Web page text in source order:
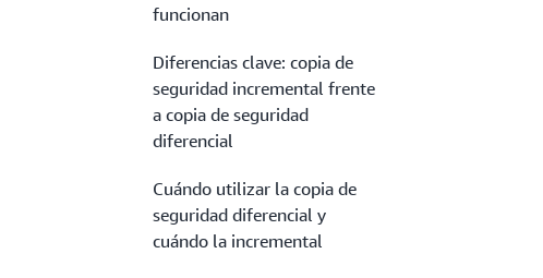
funcionan
Diferencias clave: copia de
seguridad incremental frente
a copia de seguridad
diferencial
Cuándo utilizar la copia de
seguridad diferencial y
cuándo la incremental